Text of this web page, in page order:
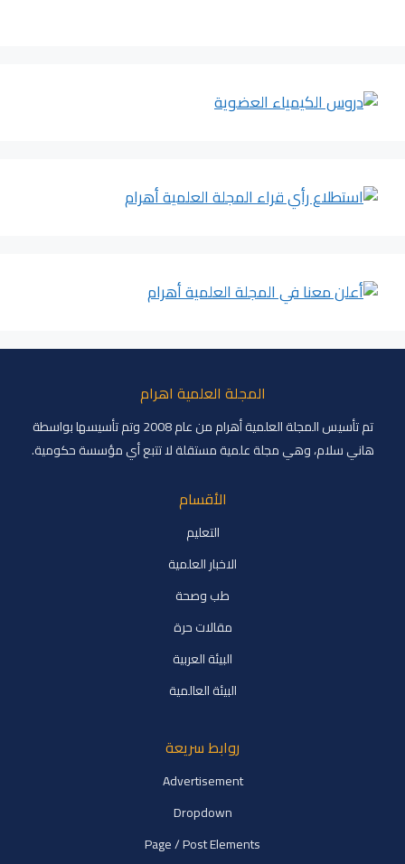
المجلة العلمية اهرام
تم تأسيس المجلة العلمية أهرام من عام 2008 وتم تأسيسها بواسطة
هاني سلام، وهي مجلة علمية مستقلة لا تتبع أي مؤسسة حكومية.
الأقسام
التعليم
الاخبار العلمية
طب وصحة
مقالات حرة
البيئة العربية
البيئة العالمية
روابط سريعة
Advertisement
Dropdown
Page / Post Elements